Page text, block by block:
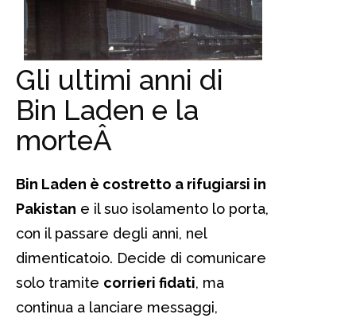
Gli ultimi anni di
Bin Laden e la
morteÂ
Bin Laden è costretto a rifugiarsi in
Pakistan e il suo isolamento lo porta,
con il passare degli anni, nel
dimenticatoio. Decide di comunicare
solo tramite corrieri fidati, ma
continua a lanciare messaggi,